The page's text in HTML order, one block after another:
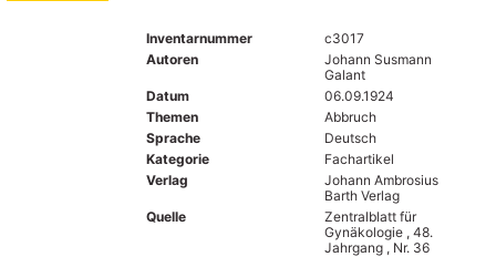
Inventarnummer
c3017
Autoren
Johann Susmann
Galant
Datum
06.09.1924
Themen
Abbruch
Sprache
Deutsch
Kategorie
Fachartikel
Verlag
Johann Ambrosius
Barth Verlag
Quelle
Zentralblatt für
Gynäkologie , 48.
Jahrgang , Nr. 36